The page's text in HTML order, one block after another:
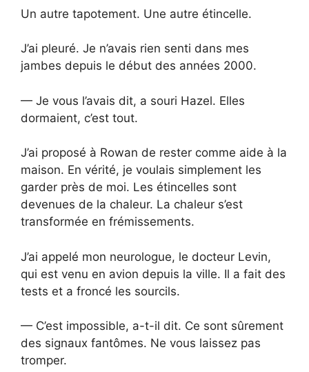
Un autre tapotement. Une autre étincelle.
J’ai pleuré. Je n’avais rien senti dans mes
jambes depuis le début des années 2000.
— Je vous l’avais dit, a souri Hazel. Elles
dormaient, c’est tout.
J’ai proposé à Rowan de rester comme aide à la
maison. En vérité, je voulais simplement les
garder près de moi. Les étincelles sont
devenues de la chaleur. La chaleur s’est
transformée en frémissements.
J’ai appelé mon neurologue, le docteur Levin,
qui est venu en avion depuis la ville. Il a fait des
tests et a froncé les sourcils.
— C’est impossible, a-t-il dit. Ce sont sûrement
des signaux fantômes. Ne vous laissez pas
tromper.